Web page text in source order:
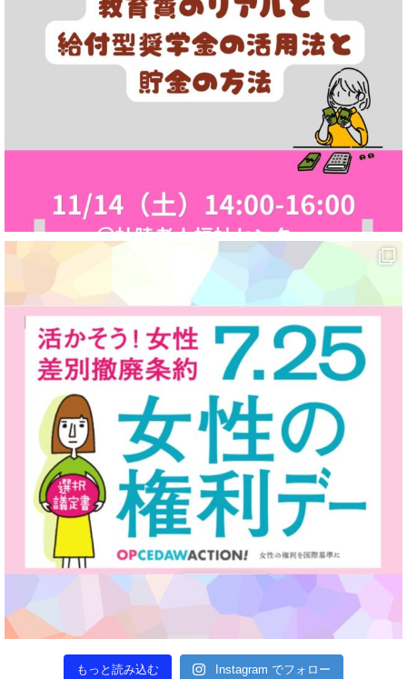
もっと読み込む Instagram でフォロー